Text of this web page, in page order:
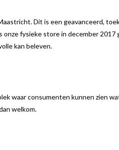
Dit is een geavanceerd,
fysieke store in december
kan beleven.
waar consumenten kunnen zien
welkom.